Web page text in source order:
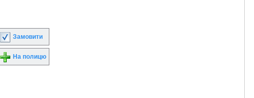
Замовити
На полицю